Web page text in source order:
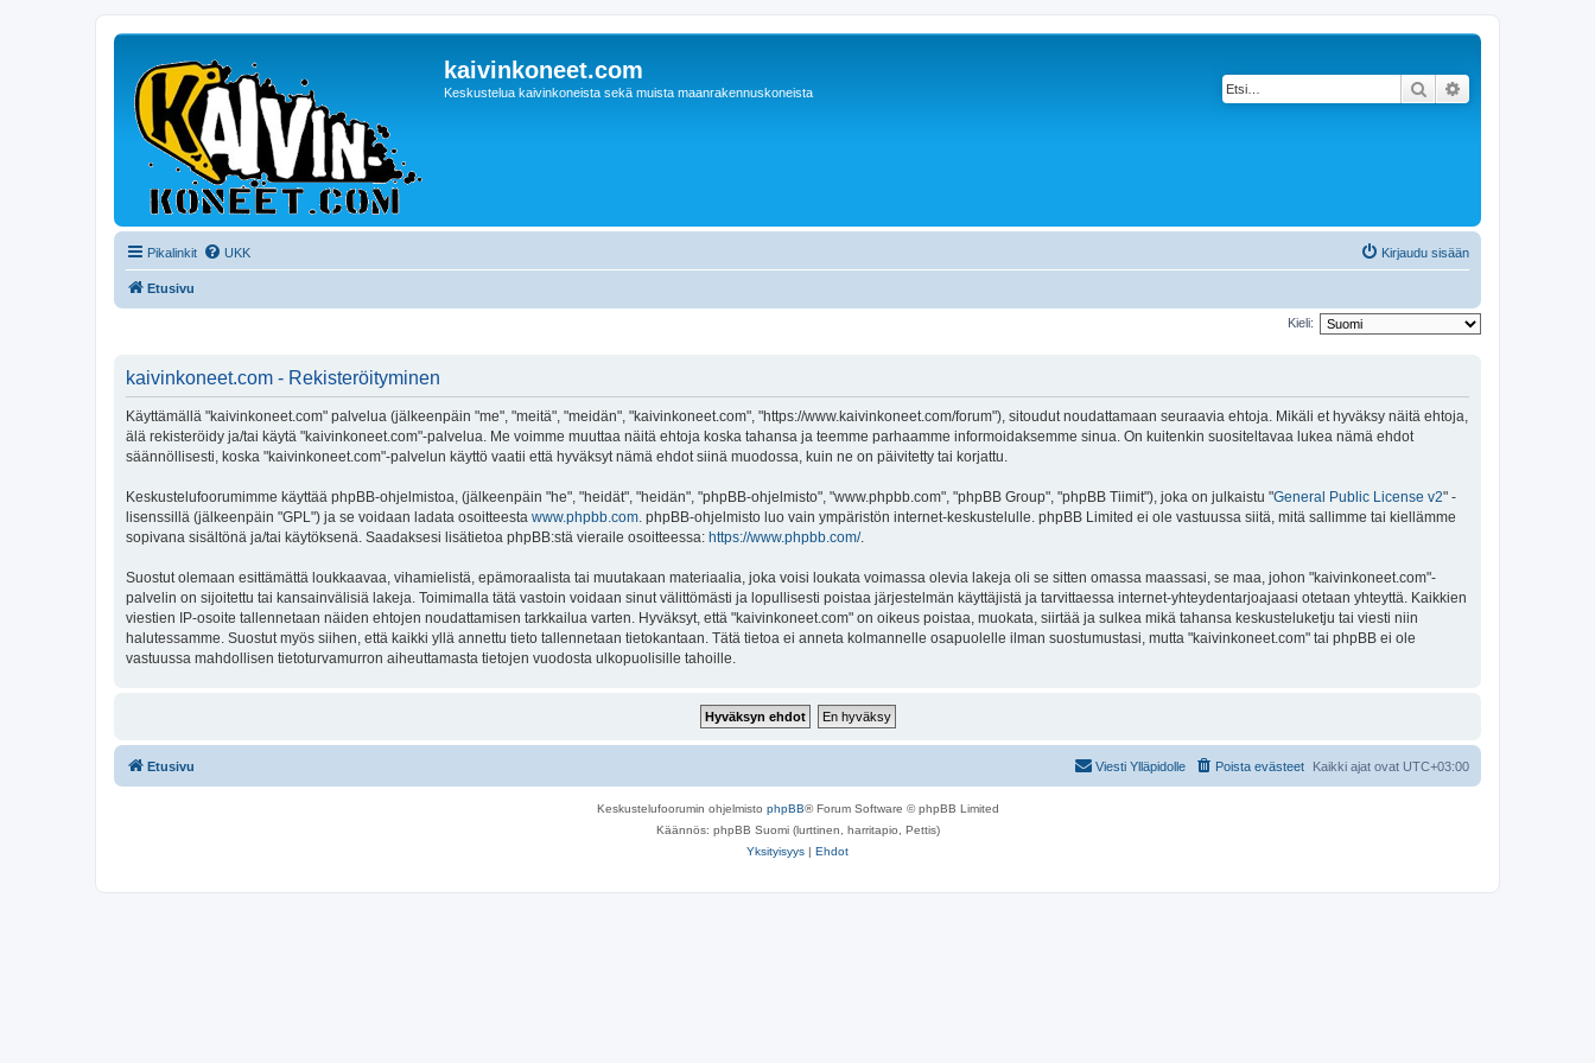
kaivinkoneet.com
Keskustelua kaivinkoneista sekä muista maanrakennuskoneista Etsi
Pikalinkit UKK Kirjaudu sisään
Etusivu
Kieli:
kaivinkoneet.com - Rekisteröityminen
Käyttämällä "kaivinkoneet.com" palvelua (jälkeenpäin "me", "meitä", "meidän", "kaivinkoneet.com", "https://www.kaivinkoneet.com/forum"), sitoudut noudattamaan seuraavia ehtoja. Mikäli et hyväksy näitä ehtoja,
älä rekisteröidy ja/tai käytä "kaivinkoneet.com"-palvelua. Me voimme muuttaa näitä ehtoja koska tahansa ja teemme parhaamme informoidaksemme sinua. On kuitenkin suositeltavaa lukea nämä ehdot
säännöllisesti, koska "kaivinkoneet.com"-palvelun käyttö vaatii että hyväksyt nämä ehdot siinä muodossa, kuin ne on päivitetty tai korjattu.
Keskustelufoorumimme käyttää phpBB-ohjelmistoa, (jälkeenpäin "he", "heidät", "heidän", "phpBB-ohjelmisto", "www.phpbb.com", "phpBB Group", "phpBB Tiimit"), joka on julkaistu "General Public License v2" -
lisenssillä (jälkeenpäin "GPL") ja se voidaan ladata osoitteesta www.phpbb.com . phpBB-ohjelmisto luo vain ympäristön internet-keskustelulle. phpBB Limited ei ole vastuussa siitä, mitä sallimme tai kiellämme
sopivana sisältönä ja/tai käytöksenä. Saadaksesi lisätietoa phpBB:stä vieraile osoitteessa: https://www.phpbb.com/.
Suostut olemaan esittämättä loukkaavaa, vihamielistä, epämoraalista tai muutakaan materiaalia, joka voisi loukata voimassa olevia lakeja oli se sitten omassa maassasi, se maa, johon "kaivinkoneet.com"-
palvelin on sijoitettu tai kansainvälisiä lakeja. Toimimalla tätä vastoin voidaan sinut välittömästi ja lopullisesti poistaa järjestelmän käyttäjistä ja tarvittaessa internet-yhteydentarjoajaasi otetaan yhteyttä. Kaikkien
viestien IP-osoite tallennetaan näiden ehtojen noudattamisen tarkkailua varten. Hyväksyt, että "kaivinkoneet.com" on oikeus poistaa, muokata, siirtää ja sulkea mikä tahansa keskusteluketju tai viesti niin
halutessamme. Suostut myös siihen, että kaikki yllä annettu tieto tallennetaan tietokantaan. Tätä tietoa ei anneta kolmannelle osapuolelle ilman suostumustasi, mutta "kaivinkoneet.com" tai phpBB ei ole
vastuussa mahdollisen tietoturvamurron aiheuttamasta tietojen vuodosta ulkopuolisille tahoille.
Etusivu Kaikki ajat ovat UTC+03:00
Poista evästeet
Viesti Ylläpidolle
Keskustelufoorumin ohjelmisto phpBB® Forum Software © phpBB Limited
Käännös: phpBB Suomi (lurttinen, harritapio, Pettis)
Yksityisyys | Ehdot